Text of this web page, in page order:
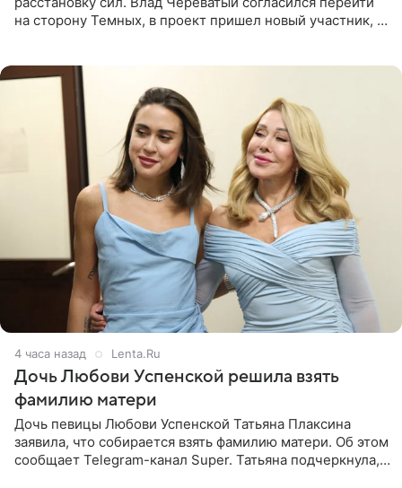
на сторону Темных, в проект пришел новый участник, а
4 часа назад Lenta.Ru
Дочь Любови Успенской решила взять
фамилию матери
Дочь певицы Любови Успенской Татьяна Плаксина
заявила, что собирается взять фамилию матери. Об этом
сообщает Telegram-канал Super. Татьяна подчеркнула,